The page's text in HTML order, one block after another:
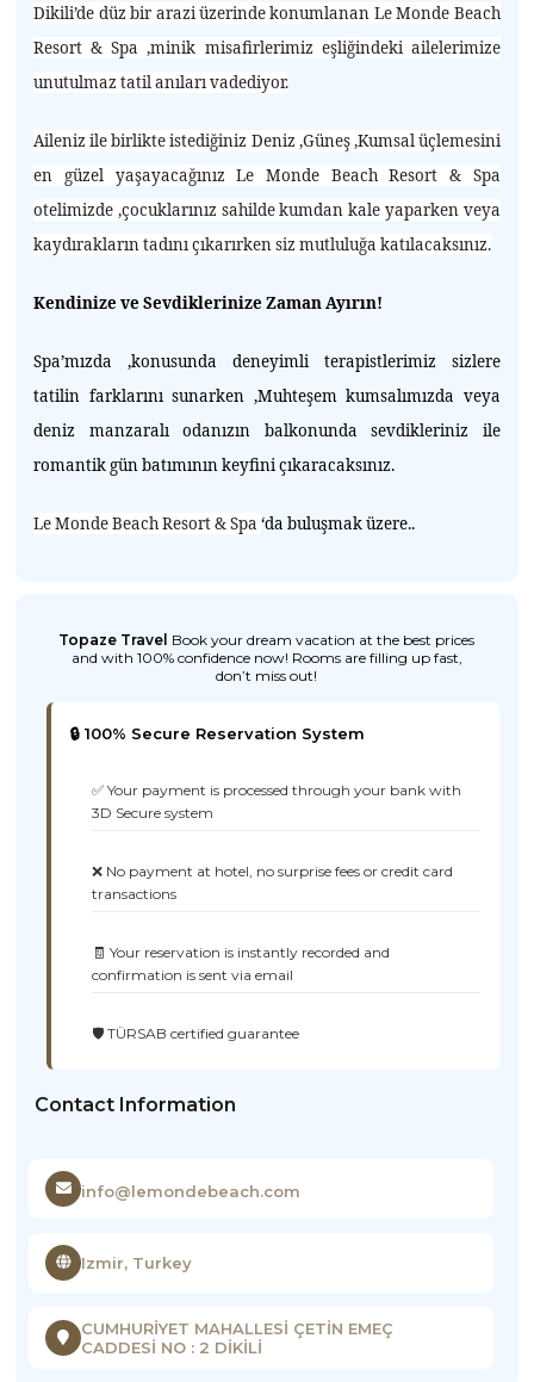
Dikili’de düz bir arazi üzerinde konumlanan Le Monde Beach
Resort & Spa ,minik misafirlerimiz eşliğindeki ailelerimize
unutulmaz tatil anıları vadediyor.
Aileniz ile birlikte istediğiniz Deniz ,Güneş ,Kumsal üçlemesini
en güzel yaşayacağınız Le Monde Beach Resort & Spa
otelimizde ,çocuklarınız sahilde kumdan kale yaparken veya
kaydırakların tadını çıkarırken siz mutluluğa katılacaksınız.
Kendinize ve Sevdiklerinize Zaman Ayırın!
Spa’mızda ,konusunda deneyimli terapistlerimiz sizlere
tatilin farklarını sunarken ,Muhteşem kumsalımızda veya
deniz manzaralı odanızın balkonunda sevdikleriniz ile
romantik gün batımının keyfini çıkaracaksınız.
Le Monde Beach Resort & Spa‘da buluşmak üzere..
Topaze Travel Book your dream vacation at the best prices
and with 100% confidence now! Rooms are filling up fast,
don’t miss out!
🔒 100% Secure Reservation System
✅ Your payment is processed through your bank with
3D Secure system
❌ No payment at hotel, no surprise fees or credit card
transactions
🧾 Your reservation is instantly recorded and
confirmation is sent via email
🛡️ TÜRSAB certified guarantee
Contact Information
info@lemondebeach.com
Izmir, Turkey
CUMHURİYET MAHALLESİ ÇETİN EMEÇ
CADDESİ NO : 2 DİKİLİ